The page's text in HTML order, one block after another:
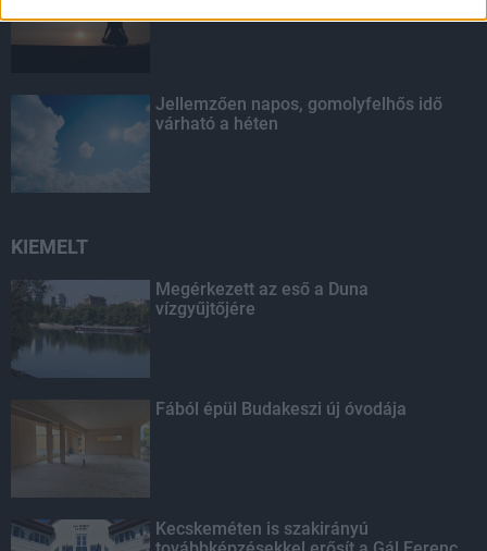
Jellemzően napos, gomolyfelhős idő
várható a héten
KIEMELT
Megérkezett az eső a Duna
vízgyűjtőjére
Fából épül Budakeszi új óvodája
Kecskeméten is szakirányú